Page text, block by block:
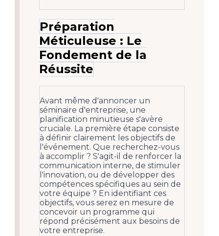
Préparation
Méticuleuse : Le
Fondement de la
Réussite
Avant même d'annoncer un
séminaire d'entreprise, une
planification minutieuse s'avère
cruciale. La première étape consiste
à définir clairement les objectifs de
l'événement. Que recherchez-vous
à accomplir ? S'agit-il de renforcer la
communication interne, de stimuler
l'innovation, ou de développer des
compétences spécifiques au sein de
votre équipe ? En identifiant ces
objectifs, vous serez en mesure de
concevoir un programme qui
répond précisément aux besoins de
votre entreprise.